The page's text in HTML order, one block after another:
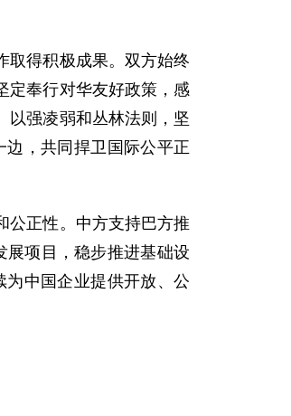
取得积极成果。双方始终
定奉行对华友好政策，感
以强凌弱和丛林法则，坚
，共同捍卫国际公平正
公正性。中方支持巴方推
展项目，稳步推进基础设
中国企业提供开放、公